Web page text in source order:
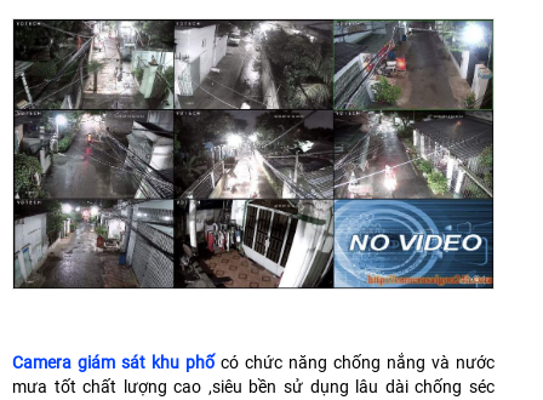
Camera giám sát khu phố có chức năng chống nắng và nước
mưa tốt chất lượng cao ,siêu bền sử dụng lâu dài chống séc